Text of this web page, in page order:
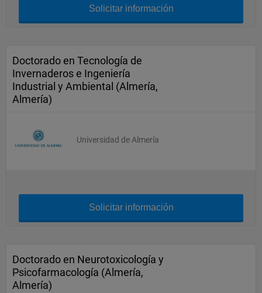
Solicitar información
Doctorado en Tecnología de
Invernaderos e Ingeniería
Industrial y Ambiental (Almería,
Almería)
Universidad de Almería
Solicitar información
Doctorado en Neurotoxicología y
Psicofarmacología (Almería,
Almería)